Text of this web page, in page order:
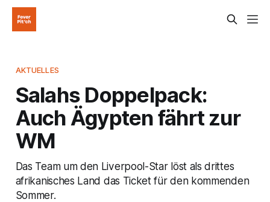
AKTUELLES
Salahs Doppelpack:
Auch Ägypten fährt zur
WM
Das Team um den Liverpool-Star löst als drittes
afrikanisches Land das Ticket für den kommenden
Sommer.